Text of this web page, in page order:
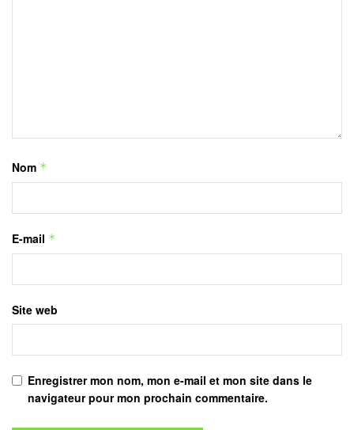
Nom *
E-mail *
Site web
Enregistrer mon nom, mon e-mail et mon site dans le
navigateur pour mon prochain commentaire.